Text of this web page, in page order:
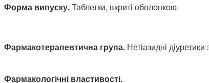
Форма випуску.Таблетки, вкриті оболонкою.
Фармакотерапевтична група. Нетіазидні
Фармакологічні властивості.